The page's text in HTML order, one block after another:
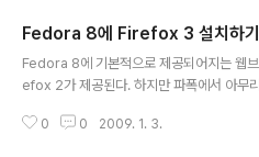
난뒤 재로그인 한 화면.
Fedora 8에 Firefox 3 설치하
Fedora 8에 기본적으로 제공되어지는 웹
efox 2가 제공된다. 하지만 파폭에서 아무
8에서는 yum을 통한 설치가 파폭2까지만
0 0 2009. 1. 3.